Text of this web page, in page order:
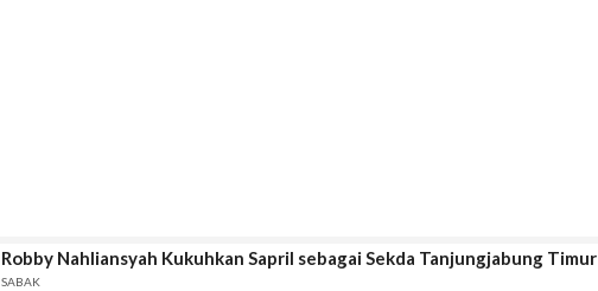
Robby Nahliansyah Kukuhkan Sapril sebagai Sekda Tanjungjabung Timur
SABAK